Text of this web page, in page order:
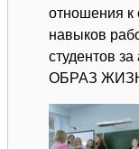
отношения к
навыков
студентов
ОБРАЗ